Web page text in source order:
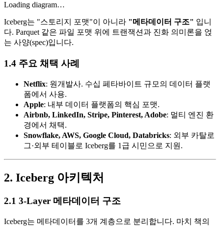
Loading diagram…
Iceberg는 "스토리지 포맷"이 아니라 "메타데이터 구조" 입니
다. Parquet 같은 파일 포맷 위에 트랜잭션과 진화 의미론을 얹
는 사양(spec)입니다.
1.4 주요 채택 사례
Netflix: 원개발사. 수십 페타바이트 규모의 데이터 플랫
폼에서 사용.
Apple: 내부 데이터 플랫폼의 핵심 포맷.
Airbnb, LinkedIn, Stripe, Pinterest, Adobe: 멀티 엔진 환
경에서 채택.
Snowflake, AWS, Google Cloud, Databricks: 외부 카탈로
그·외부 테이블로 Iceberg를 1급 시민으로 지원.
2. Iceberg 아키텍처
2.1 3-Layer 메타데이터 구조
Iceberg는 메타데이터를 3개 계층으로 분리합니다. 마치 책의